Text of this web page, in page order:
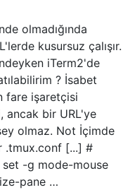
olmadığında
kusursuz çalışır.
iTerm2'de
? İsabet
fare işaretçisi
ancak bir URL'ye
olmaz. Not İçimde
.tmux.conf [...] #
set -g mode-mouse
pane …